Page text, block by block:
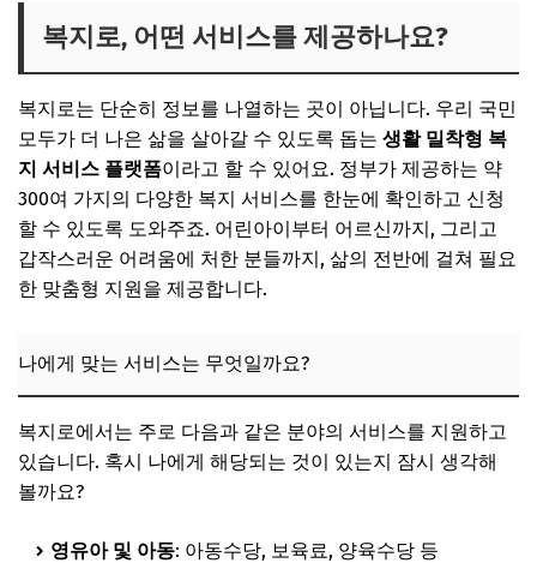
나에게 맞는 서비스는 무엇일까요?
📌 지금 뜨는 꿀정보! 놓치지 마세요
추가할인 코드 WRVE6
신청 전 필수 확인 사항
본인 인증 수단, 미리 준비해 주세요!
지원 자격과 필요 서류, 미리 파악하기
신청 가능 시간 및 준비물 체크
추가할인 코드 WRVE6
단계별 신청 가이드: 서류 준비
공통 제출 서류 목록
서비스별 추가 서류 확인 및 발급 방법
📌 지금 뜨는 꿀정보! 놓치지 마세요
복지로, 어떤 서비스를 제공하나요?
복지로는 단순히 정보를 나열하는 곳이 아닙니다. 우리 국민
모두가 더 나은 삶을 살아갈 수 있도록 돕는 생활 밀착형 복
지 서비스 플랫폼이라고 할 수 있어요. 정부가 제공하는 약
300여 가지의 다양한 복지 서비스를 한눈에 확인하고 신청
할 수 있도록 도와주죠. 어린아이부터 어르신까지, 그리고
갑작스러운 어려움에 처한 분들까지, 삶의 전반에 걸쳐 필요
한 맞춤형 지원을 제공합니다.
나에게 맞는 서비스는 무엇일까요?
복지로에서는 주로 다음과 같은 분야의 서비스를 지원하고
있습니다. 혹시 나에게 해당되는 것이 있는지 잠시 생각해
볼까요?
영유아 및 아동: 아동수당, 보육료, 양육수당 등